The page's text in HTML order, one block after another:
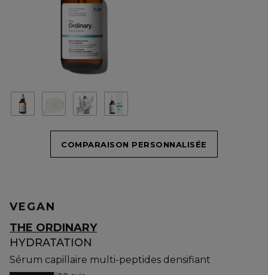
COMPARAISON PERSONNALISÉE
VEGAN
THE ORDINARY
HYDRATATION
Sérum capillaire multi-peptides densifiant